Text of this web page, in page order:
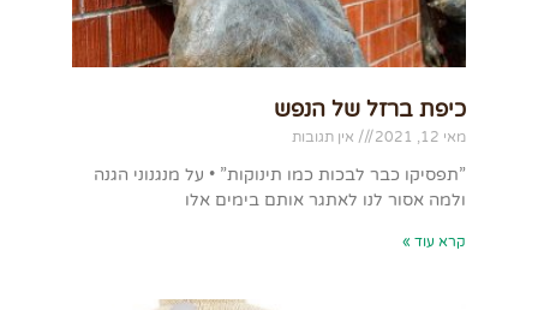
כיפת ברזל של הנפש
מאי 12, 2021 אין תגובות
”תפסיקו כבר לבכות כמו תינוקות” • על מנגנוני הגנה
ולמה אסור לנו לאתגר אותם בימים אלו
קרא עוד »